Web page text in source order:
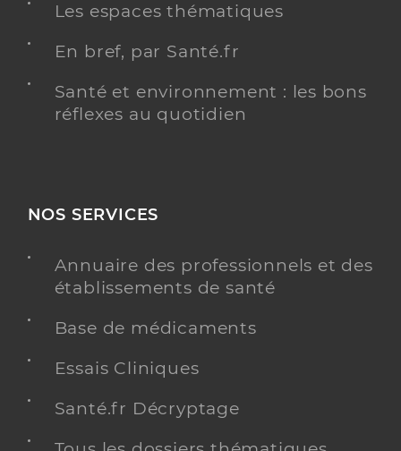
Les espaces thématiques
En bref, par Santé.fr
Santé et environnement : les bons
réflexes au quotidien
NOS SERVICES
Annuaire des professionnels et des
établissements de santé
Base de médicaments
Essais Cliniques
Santé.fr Décryptage